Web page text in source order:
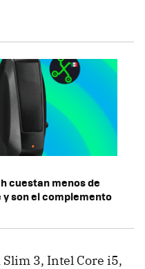
cuestan menos de
y son el complemento
3, Intel Core i5,